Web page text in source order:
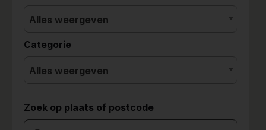
Alles weergeven
Categorie
Alles weergeven
Zoek op plaats of postcode